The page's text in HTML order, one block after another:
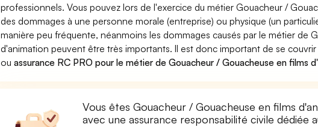
professionnels. Vous pouvez lors de l'exercice du métier Gouacheur /
des dommages à une personne morale (entreprise) ou physique (un
manière peu fréquente, néanmoins les dommages causés par le métier de
d'animation peuvent être très importants. Il est donc important de se
ouassurance RC PRO pour le métier de Gouacheur / Gouacheuse en films
Vous êtes Gouacheur / Gouacheuse en films
avec une assurance responsabilité civile dédiée